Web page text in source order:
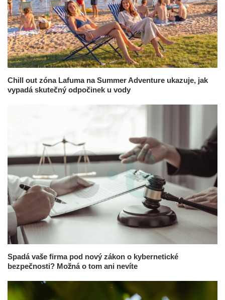
Chill out zóna Lafuma na Summer Adventure ukazuje, jak
vypadá skutečný odpočinek u vody
Spadá vaše firma pod nový zákon o kybernetické
bezpečnosti? Možná o tom ani nevíte